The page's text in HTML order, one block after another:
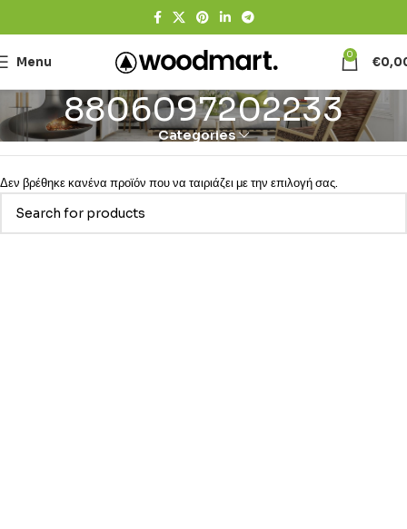
Menu 0 €
8806097202233
Categories
Δεν βρέθηκε κανένα προϊόν που να ταιριάζει με την επιλογή σας.